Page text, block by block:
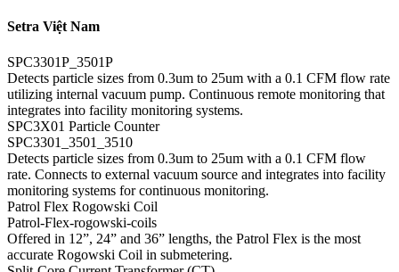
Setra Việt Nam
SPC3301P_3501P
Detects particle sizes from 0.3um to 25um with a 0.1 CFM flow rate
utilizing internal vacuum pump. Continuous remote monitoring that
integrates into facility monitoring systems.
SPC3X01 Particle Counter
SPC3301_3501_3510
Detects particle sizes from 0.3um to 25um with a 0.1 CFM flow
rate. Connects to external vacuum source and integrates into facility
monitoring systems for continuous monitoring.
Patrol Flex Rogowski Coil
Patrol-Flex-rogowski-coils
Offered in 12”, 24” and 36” lengths, the Patrol Flex is the most
accurate Rogowski Coil in submetering.